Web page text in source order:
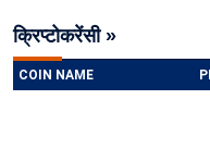
क्रिप्टोकरेंसी »